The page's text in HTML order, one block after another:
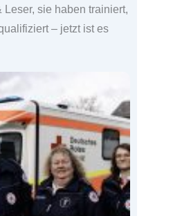
Leser, sie haben trainiert,
– jetzt ist es